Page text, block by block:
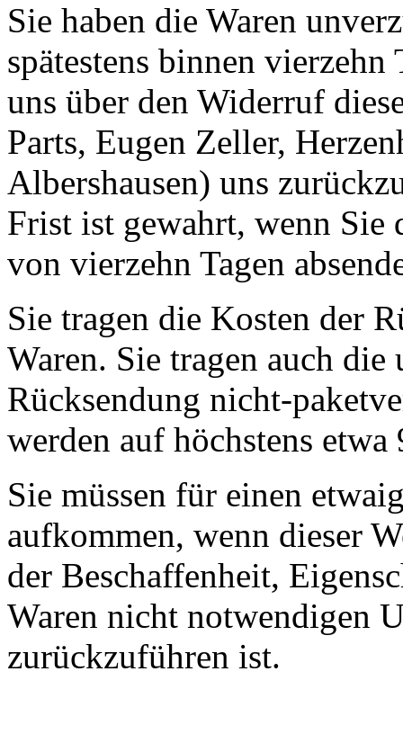
Sie haben die Waren
spätestens binnen vierzehn
uns über den Widerruf
Parts, Eugen Zeller,
Albershausen) uns
Frist ist gewahrt, wenn
von vierzehn Tagen
Sie tragen die Kosten der
Waren. Sie tragen auch
Rücksendung nicht-
werden auf höchstens
Sie müssen für einen
aufkommen, wenn dieser
der Beschaffenheit,
Waren nicht notwendigen
zurückzuführen ist.